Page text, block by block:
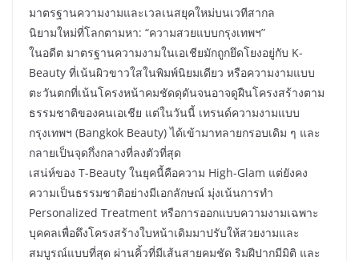
มาตรฐานความงามและเวลเนสยุคใหม่บนเวทีสากล
นิยามใหม่ที่โลกตามหา: “ความสวยแบบกรุงเทพฯ”
ในอดีต มาตรฐานความงามในเอเชียมักถูกยึดโยงอยู่กับ K-
Beauty ที่เน้นผิวขาวใสในพิมพ์นิยมเดียว หรือความงามแบบ
ตะวันตกที่เน้นโครงหน้าคมชัดดุดันจนอาจดูฝืนโครงสร้างตาม
ธรรมชาติของคนเอเชีย แต่ในวันนี้ เทรนด์ความงามแบบ
กรุงเทพฯ (Bangkok Beauty) ได้เข้ามาทลายกรอบเดิม ๆ และ
กลายเป็นจุดกึ่งกลางที่ลงตัวที่สุด
เสน่ห์ของ T-Beauty ในยุคนี้คือความ High-Glam แต่ยังคง
ความเป็นธรรมชาติอย่างมีเอกลักษณ์ มุ่งเน้นการทำ
Personalized Treatment หรือการออกแบบความงามเฉพาะ
บุคคลเพื่อดึงโครงสร้างใบหน้าเดิมมาปรับให้สวยงามและ
สมบูรณ์แบบที่สุด ผ่านคิ้วที่มีเส้นสายคมชัด ริมฝีปากมีมิติ และ